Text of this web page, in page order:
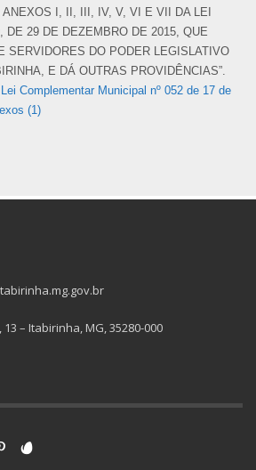
ANEXOS I, II, III, IV, V, VI E VII DA LEI
DE 29 DE DEZEMBRO DE 2015, QUE
SERVIDORES DO PODER LEGISLATIVO
E DÁ OUTRAS PROVIDÊNCIAS”.
Lei Complementar Municipal nº 052 de 17 de
(1)
– Itabirinha, MG, 35280-000